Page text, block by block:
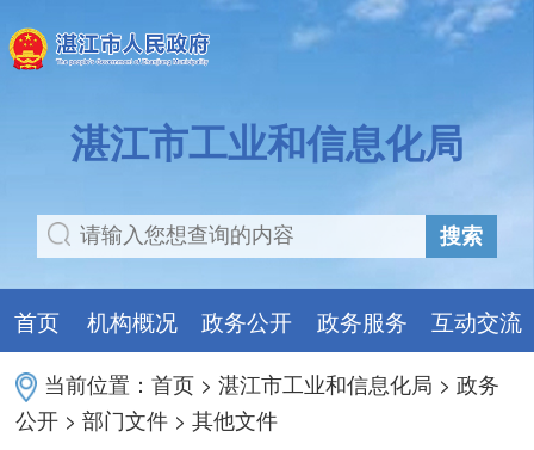
湛江市工业和信息化局
搜索
首页 机构概况 政务公开 政务服务 互动交流
当前位置：首页 >湛江市工业和信息化局 >政务
公开 >部门文件 >其他文件